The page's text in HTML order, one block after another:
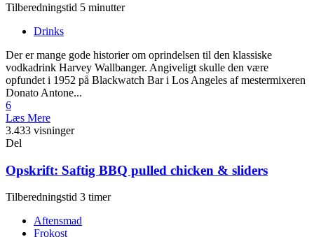
Tilberedningstid 5 minutter
Drinks
Der er mange gode historier om oprindelsen til den klassiske
vodkadrink Harvey Wallbanger. Angiveligt skulle den være
opfundet i 1952 på Blackwatch Bar i Los Angeles af mestermixeren
Donato Antone...
6
Læs Mere
3.433 visninger
Del
Opskrift: Saftig BBQ pulled chicken & sliders
Tilberedningstid 3 timer
Aftensmad
Frokost